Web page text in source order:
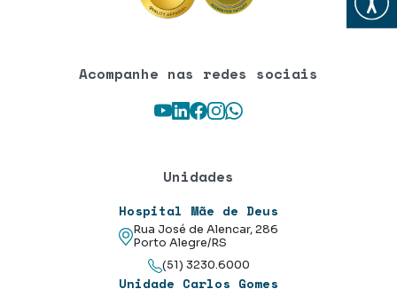
Acompanhe nas redes sociais
Youtube
LinkedIn
Facebook
Instagram
WhatsApp
Unidades
Hospital Mãe de Deus
Rua José de Alencar, 286
Porto Alegre/RS
(51) 3230.6000
Unidade Carlos Gomes